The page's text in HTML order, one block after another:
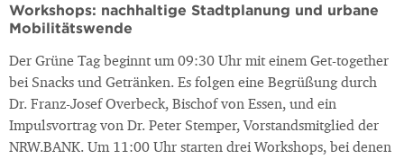
Workshops: nachhaltige Stadtplanung und urbane
Mobilitätswende
Der Grüne Tag beginnt um 09:30 Uhr mit einem Get-together
bei Snacks und Getränken. Es folgen eine Begrüßung durch
Dr. Franz-Josef Overbeck, Bischof von Essen, und ein
Impulsvortrag von Dr. Peter Stemper, Vorstandsmitglied der
NRW.BANK. Um 11:00 Uhr starten drei Workshops, bei denen